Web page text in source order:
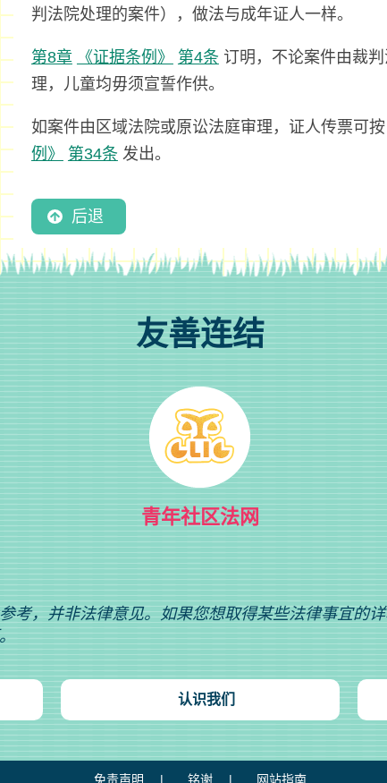
判法院处理的案件），做法与成年证人一样。
第8章 《证据条例》 第4条订明，不论案件由裁
理，儿童均毋须宣誓作供。
如案件由区域法院或原讼法庭审理，证人传票可按
例》
第34条发出。
后退
友善连结
青年社区法网
考，并非法律意见。如果您想取得某些法律事宜的
认识我们
免责声明 铭谢 网站指南